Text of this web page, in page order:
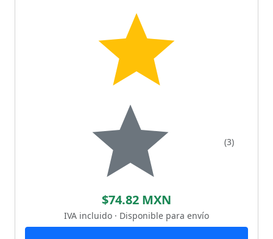
(3)
$74.82 MXN
IVA incluido · Disponible para envío